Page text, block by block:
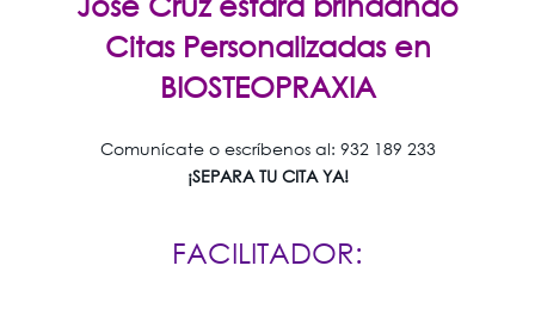
Citas Personalizadas en
BIOSTEOPRAXIA
Comunícate o escríbenos al: 932 189 233
¡SEPARA TU CITA YA!
FACILITADOR: